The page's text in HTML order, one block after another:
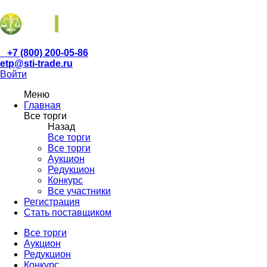
+7 (800) 200-05-86
etp@sti-trade.ru
Войти
Меню
Главная
Все торги
Назад
Все торги
Все торги
Аукцион
Редукцион
Конкурс
Все участники
Регистрация
Стать поставщиком
Все торги
Аукцион
Редукцион
Конкурс